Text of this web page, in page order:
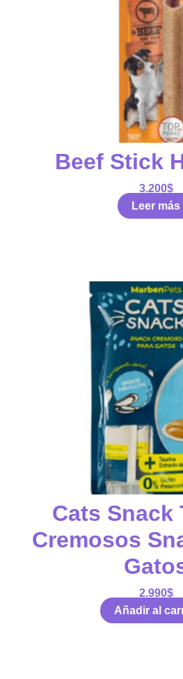
Beef Stick
3.200$
Leer más
Cats Snack
Cremosos
2.990$
Añadir al